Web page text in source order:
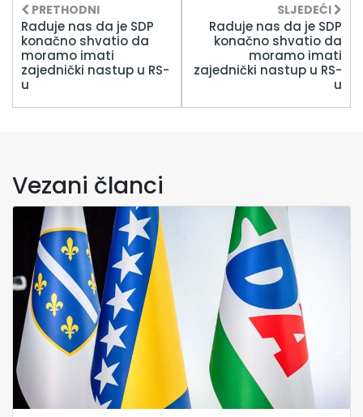
PRETHODNI
Raduje nas da je SDP
konačno shvatio da
moramo imati
zajednički nastup u RS-
u
SLJEDEĆI
Raduje nas da je SDP
konačno shvatio da
moramo imati
zajednički nastup u RS-
u
Vezani članci